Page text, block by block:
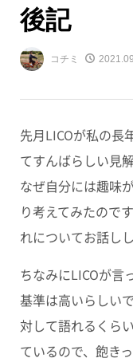
後記
コチミ
先月LICOが私の長
てすんばらしい見
なぜ自分には趣味
り考えてみたので
れについてお話し
ちなみにLICOが言
基準は高いらしい
対して語れるくら
ているので、飽き